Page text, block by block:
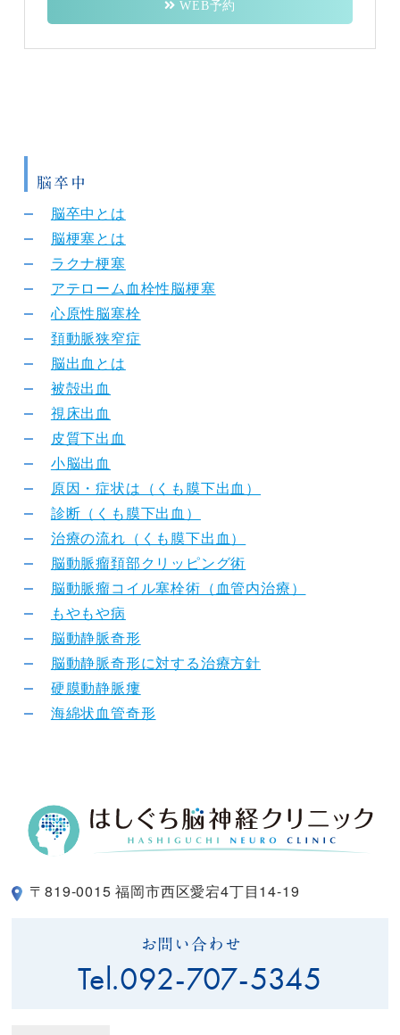
WEB予約
脳卒中
脳卒中とは
脳梗塞とは
ラクナ梗塞
アテローム血栓性脳梗塞
心原性脳塞栓
頚動脈狭窄症
脳出血とは
被殻出血
視床出血
皮質下出血
小脳出血
原因・症状は（くも膜下出血）
診断（くも膜下出血）
治療の流れ（くも膜下出血）
脳動脈瘤頚部クリッピング術
脳動脈瘤コイル塞栓術（血管内治療）
もやもや病
脳動静脈奇形
脳動静脈奇形に対する治療方針
硬膜動静脈瘻
海綿状血管奇形
〒819-0015 福岡市西区愛宕4丁目14-19
お問い合わせ
Tel.092-707-5345